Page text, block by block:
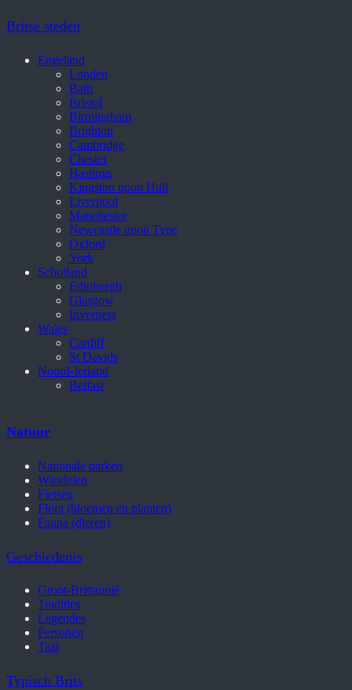
Britse steden
Engeland
Londen
Bath
Bristol
Birmingham
Brighton
Cambridge
Chester
Hastings
Kingston upon Hull
Liverpool
Manchester
Newcastle upon Tyne
Oxford
York
Schotland
Edinburgh
Glasgow
Inverness
Wales
Cardiff
St Davids
Noord-Ierland
Belfast
Natuur
Nationale parken
Wandelen
Fietsen
Flora (bloemen en planten)
Fauna (dieren)
Geschiedenis
Groot-Brittannië
Tradities
Legendes
Personen
Taal
Typisch Brits